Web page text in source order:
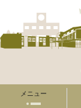
メニュー